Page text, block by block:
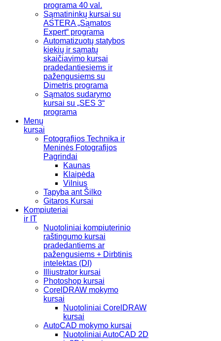
programa 40 val.
Sąmatininkų kursai su
ASTERA „Sąmatos
Expert“ programa
Automatizuotų statybos
kiekių ir sąmatų
skaičiavimo kursai
pradedantiesiems ir
pažengusiems su
Dimetris programa
Sąmatos sudarymo
kursai su „SES 3“
programa
Menų
kursai
Fotografijos Technika ir
Meninės Fotografijos
Pagrindai
Kaunas
Klaipėda
Vilnius
Tapyba ant Šilko
Gitaros Kursai
Kompiuteriai
ir IT
Nuotoliniai kompiuterinio
raštingumo kursai
pradedantiems ar
pažengusiems + Dirbtinis
intelektas (DI)
Illiustrator kursai
Photoshop kursai
CorelDRAW mokymo
kursai
Nuotoliniai CorelDRAW
kursai
AutoCAD mokymo kursai
Nuotoliniai AutoCAD 2D